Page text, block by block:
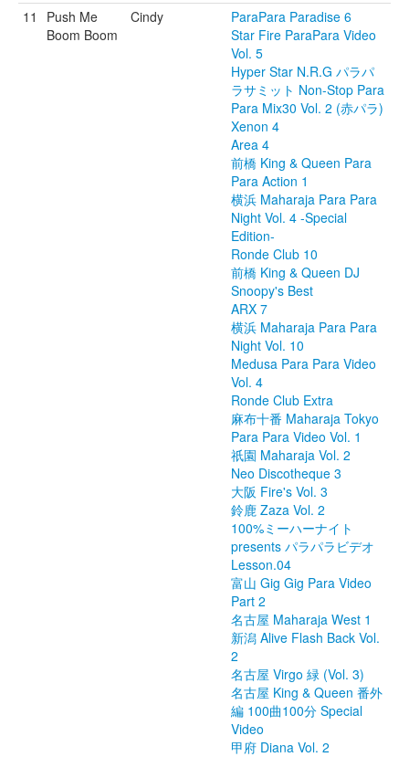
11
Push Me
Boom Boom
Cindy
ParaPara Paradise 6
Star Fire ParaPara Video
Vol. 5
Hyper Star N.R.G パラパ
ラサミット Non-Stop Para
Para Mix30 Vol. 2 (赤パラ)
Xenon 4
Area 4
前橋 King & Queen Para
Para Action 1
横浜 Maharaja Para Para
Night Vol. 4 -Special
Edition-
Ronde Club 10
前橋 King & Queen DJ
Snoopy's Best
ARX 7
横浜 Maharaja Para Para
Night Vol. 10
Medusa Para Para Video
Vol. 4
Ronde Club Extra
麻布十番 Maharaja Tokyo
Para Para Video Vol. 1
祇園 Maharaja Vol. 2
Neo Discotheque 3
大阪 Fire's Vol. 3
鈴鹿 Zaza Vol. 2
100%ミーハーナイト
presents パラパラビデオ
Lesson.04
富山 Gig Gig Para Video
Part 2
名古屋 Maharaja West 1
新潟 Alive Flash Back Vol.
2
名古屋 Virgo 緑 (Vol. 3)
名古屋 King & Queen 番外
編 100曲100分 Special
Video
甲府 Diana Vol. 2